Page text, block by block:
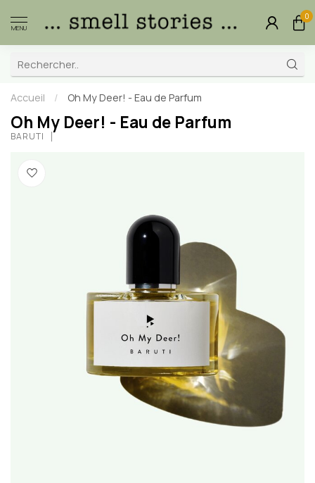
MENU
0
Accueil / Oh My Deer! - Eau de Parfum
Oh My Deer! - Eau de Parfum
BARUTI